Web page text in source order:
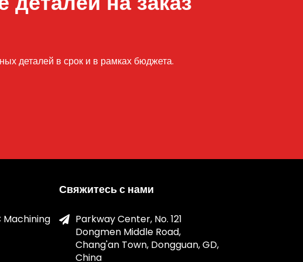
деталей в срок и в рамках бюджета.
Machining
Свяжитесь с нами
Parkway Center, No. 121
Dongmen Middle Road,
Chang'an Town, Dongguan, GD,
China